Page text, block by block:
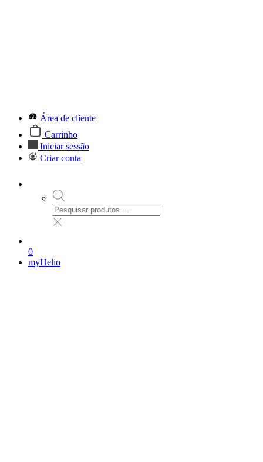
Área de cliente
Carrinho
Iniciar sessão
Criar conta
0
myHelio